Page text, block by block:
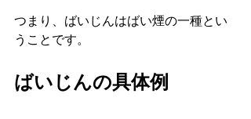
つまり、ばいじんはばい煙の一種とい
うことです。
ばいじんの具体例